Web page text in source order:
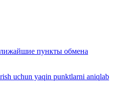
пункты обмена
uchun yaqin punktlarni aniqlab